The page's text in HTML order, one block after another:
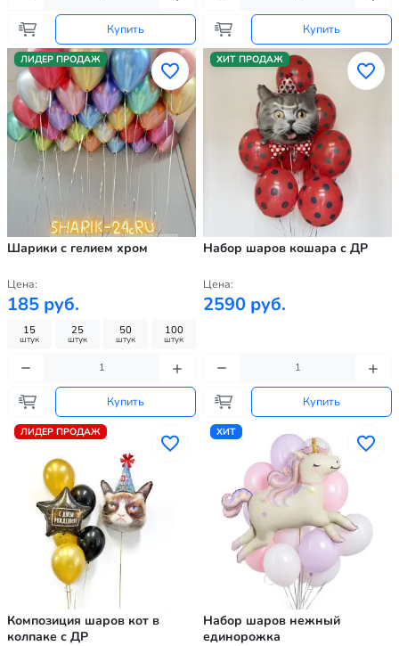
Купить Купить
ЛИДЕР ПРОДАЖ
Шарики с гелием хром
Цена:
185 руб.
15
штук
25
штук
50
штук
100
штук
Купить
ХИТ ПРОДАЖ
Набор шаров кошара с ДР
Цена:
2590 руб.
Купить
ЛИДЕР ПРОДАЖ
Композиция шаров кот в
колпаке с ДР
ХИТ
Набор шаров нежный
единорожка